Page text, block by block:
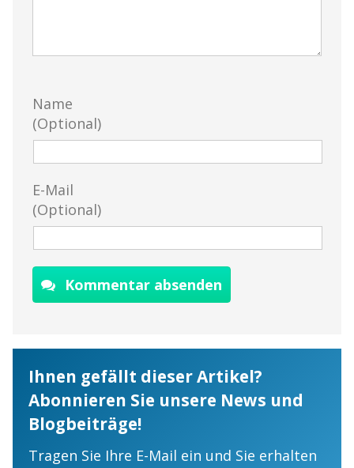
Name
(Optional)
E-Mail
(Optional)
Kommentar absenden
Ihnen gefällt dieser Artikel?
Abonnieren Sie unsere News und
Blogbeiträge!
Tragen Sie Ihre E-Mail ein und Sie erhalten